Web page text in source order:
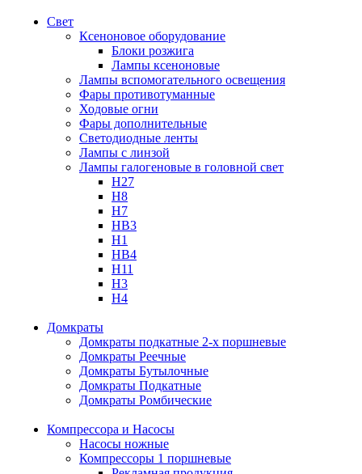
Свет
Ксеноновое оборудование
Блоки розжига
Лампы ксеноновые
Лампы вспомогательного освещения
Фары противотуманные
Ходовые огни
Фары дополнительные
Светодиодные ленты
Лампы с линзой
Лампы галогеновые в головной свет
H27
H8
H7
HB3
H1
HB4
H11
H3
H4
Домкраты
Домкраты подкатные 2-х поршневые
Домкраты Реечные
Домкраты Бутылочные
Домкраты Подкатные
Домкраты Ромбические
Компрессора и Насосы
Насосы ножные
Компрессоры 1 поршневые